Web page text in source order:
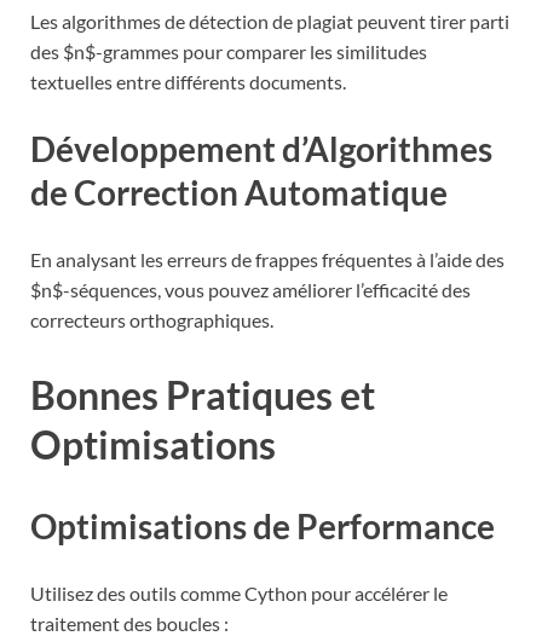
Les algorithmes de détection de plagiat peuvent tirer parti
des $n$-grammes pour comparer les similitudes
textuelles entre différents documents.
Développement d’Algorithmes
de Correction Automatique
En analysant les erreurs de frappes fréquentes à l’aide des
$n$-séquences, vous pouvez améliorer l’efficacité des
correcteurs orthographiques.
Bonnes Pratiques et
Optimisations
Optimisations de Performance
Utilisez des outils comme Cython pour accélérer le
traitement des boucles :